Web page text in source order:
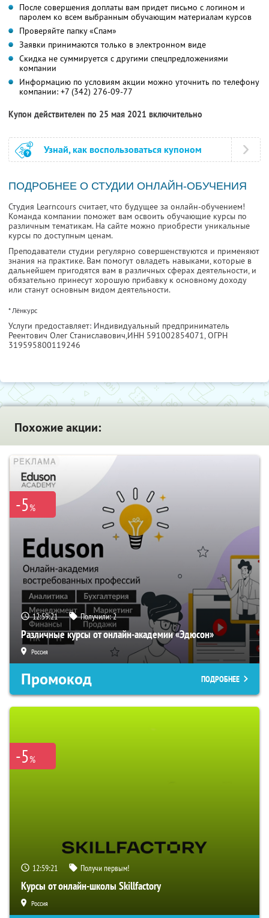
После совершения доплаты вам придет письмо с логином и
паролем ко всем выбранным обучающим материалам курсов
Проверяйте папку «Спам»
Заявки принимаются только в электронном виде
Скидка не суммируется с другими спецпредложениями
компании
Информацию по условиям акции можно уточнить по телефону
компании: +7 (342) 276-09-77
Купон действителен по 25 мая 2021 включительно
Узнай, как воспользоваться купоном
ПОДРОБНЕЕ О СТУДИИ ОНЛАЙН-ОБУЧЕНИЯ
Студия Learncours считает, что будущее за онлайн-обучением!
Команда компании поможет вам освоить обучающие курсы по
различным тематикам. На сайте можно приобрести уникальные
курсы по доступным ценам.
Преподаватели студии регулярно совершенствуются и применяют
знания на практике. Вам помогут овладеть навыками, которые в
дальнейшем пригодятся вам в различных сферах деятельности, и
обязательно принесут хорошую прибавку к основному доходу
или станут основным видом деятельности.
* Лёнкурс
Услуги предоставляет: Индивидуальный предприниматель
Реентович Олег Станиславович,ИНН 591002854071, ОГРН
319595800119246
Похожие акции:
-5%
12:59:20 Получили:2
Различные курсы от онлайн-академии «Эдюсон»
Россия
Промокод ПОДРОБНЕЕ
-5%
12:59:20 Получи первым!
Курсы от онлайн-школы Skillfactory
Россия